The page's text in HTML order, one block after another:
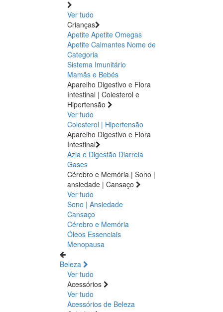
Ver tudo
Crianças
Apetite Apetite Omegas
Apetite Calmantes Nome de
Categoria
Sistema Imunitário
Mamãs e Bebés
Aparelho Digestivo e Flora
Intestinal | Colesterol e
Hipertensão
Ver tudo
Colesterol | Hipertensão
Aparelho Digestivo e Flora
Intestinal
Azia e Digestão Diarreia
Gases
Cérebro e Memória | Sono |
ansiedade | Cansaço
Ver tudo
Sono | Ansiedade
Cansaço
Cérebro e Memória
Óleos Essenciais
Menopausa
Beleza
Ver tudo
Acessórios
Ver tudo
Acessórios de Beleza